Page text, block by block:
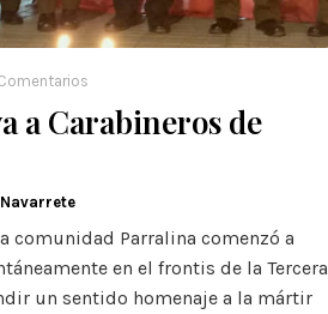
a Carabineros de
comunidad Parralina comenzó a
en el frontis de la Tercera
un sentido homenaje a la mártir